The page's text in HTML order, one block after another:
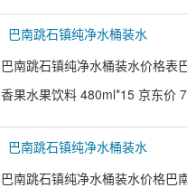
巴南跳石镇纯净水桶装水
巴南跳石镇纯净水桶装水价格表
香果水果饮料 480ml*15 京东价
巴南跳石镇纯净水桶装水
巴南跳石镇纯净水桶装水价格巴